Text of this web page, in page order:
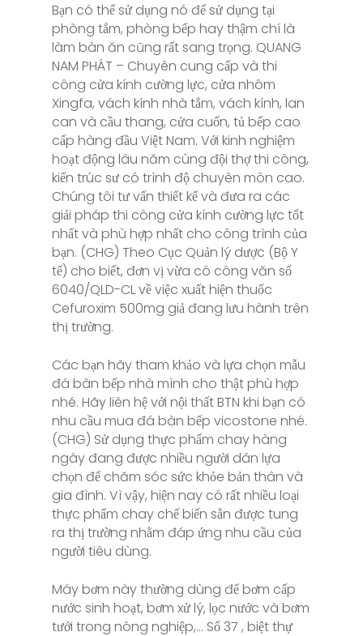
Bạn có thể sử dụng nó để sử dụng tại
phòng tắm, phòng bếp hay thậm chí là
làm bàn ăn cũng rất sang trọng. QUANG
NAM PHÁT – Chuyên cung cấp và thi
công cửa kính cường lực, cửa nhôm
Xingfa, vách kính nhà tắm, vách kính, lan
can và cầu thang, cửa cuốn, tủ bếp cao
cấp hàng đầu Việt Nam. Với kinh nghiệm
hoạt động lâu năm cùng đội thợ thi công,
kiến trúc sư có trình độ chuyên môn cao.
Chúng tôi tư vấn thiết kế và đưa ra các
giải pháp thi công cửa kính cường lực tốt
nhất và phù hợp nhất cho công trình của
bạn. (CHG) Theo Cục Quản lý dược (Bộ Y
tế) cho biết, đơn vị vừa có công văn số
6040/QLD-CL về việc xuất hiện thuốc
Cefuroxim 500mg giả đang lưu hành trên
thị trường.
Các bạn hãy tham khảo và lựa chọn mẫu
đá bàn bếp nhà mình cho thật phù hợp
nhé. Hãy liên hệ với nội thất BTN khi bạn có
nhu cầu mua đá bàn bếp vicostone nhé.
(CHG) Sử dụng thực phẩm chay hàng
ngày đang được nhiều người dân lựa
chọn để chăm sóc sức khỏe bản thân và
gia đình. Vì vậy, hiện nay có rất nhiều loại
thực phẩm chay chế biến sẵn được tung
ra thị trường nhằm đáp ứng nhu cầu của
người tiêu dùng.
Máy bơm này thường dùng để bơm cấp
nước sinh hoạt, bơm xử lý, lọc nước và bơm
tưới trong nông nghiệp,… Số 37 , biệt thự